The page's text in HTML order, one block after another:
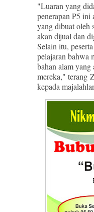
"Luaran yang
penerapan P5 ini
yang dibuat oleh
akan dijual dan
Selain itu,
pelajaran bahwa
bahan alam
mereka," terang
kepada